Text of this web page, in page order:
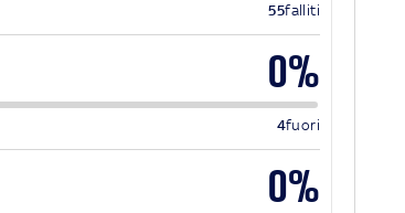
55falliti
0%
4fuori
0%